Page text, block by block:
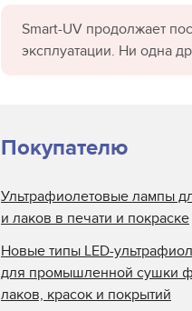
Smart-UV продолжает
эксплуатации. Ни одна
Покупателю
Ультрафиолетовые лампы
и лаков в печати и покраске
Новые типы LED-
для промышленной сушки
лаков, красок и покрытий